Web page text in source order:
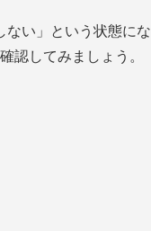
い」という状態に
認してみましょう。